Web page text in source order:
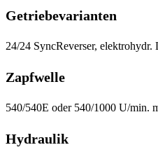
Getriebevarianten
24/24 SyncReverser,
Zapfwelle
540/540E oder 540/1000 U/min.
Hydraulik